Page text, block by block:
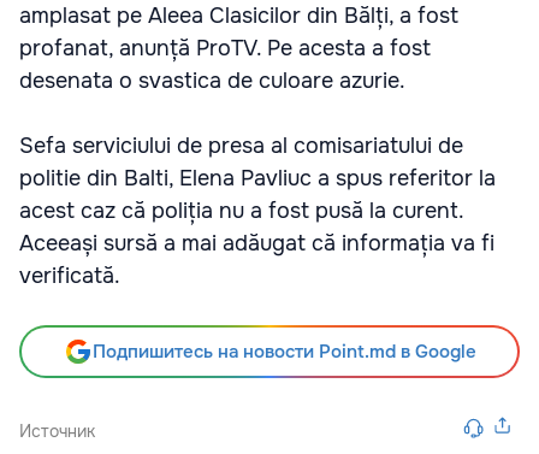
amplasat pe Aleea Clasicilor din Bălți, a fost
profanat, anunță ProTV. Pe acesta a fost
desenata o svastica de culoare azurie.
Sefa serviciului de presa al comisariatului de
politie din Balti, Elena Pavliuc a spus referitor la
acest caz că poliția nu a fost pusă la curent.
Aceeași sursă a mai adăugat că informația va fi
verificată.
Подпишитесь на новости Point.md в Google
Источник